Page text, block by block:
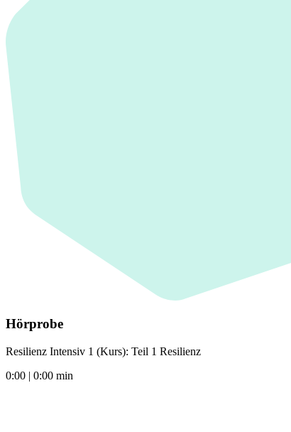
Hörprobe
Resilienz Intensiv 1 (Kurs): Teil 1 Resilienz
0:00 | 0:00 min